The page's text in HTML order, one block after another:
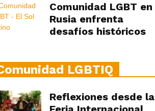
Comunidad LGBT en
Rusia enfrenta
desafíos históricos
LGBTIQ
Reflexiones desde la